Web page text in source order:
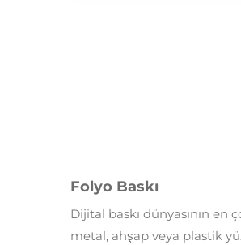
Işıksız Vinil Branda Baskı
Folyo Baskı
Dijital baskı dünyasının en
metal, ahşap veya plastik